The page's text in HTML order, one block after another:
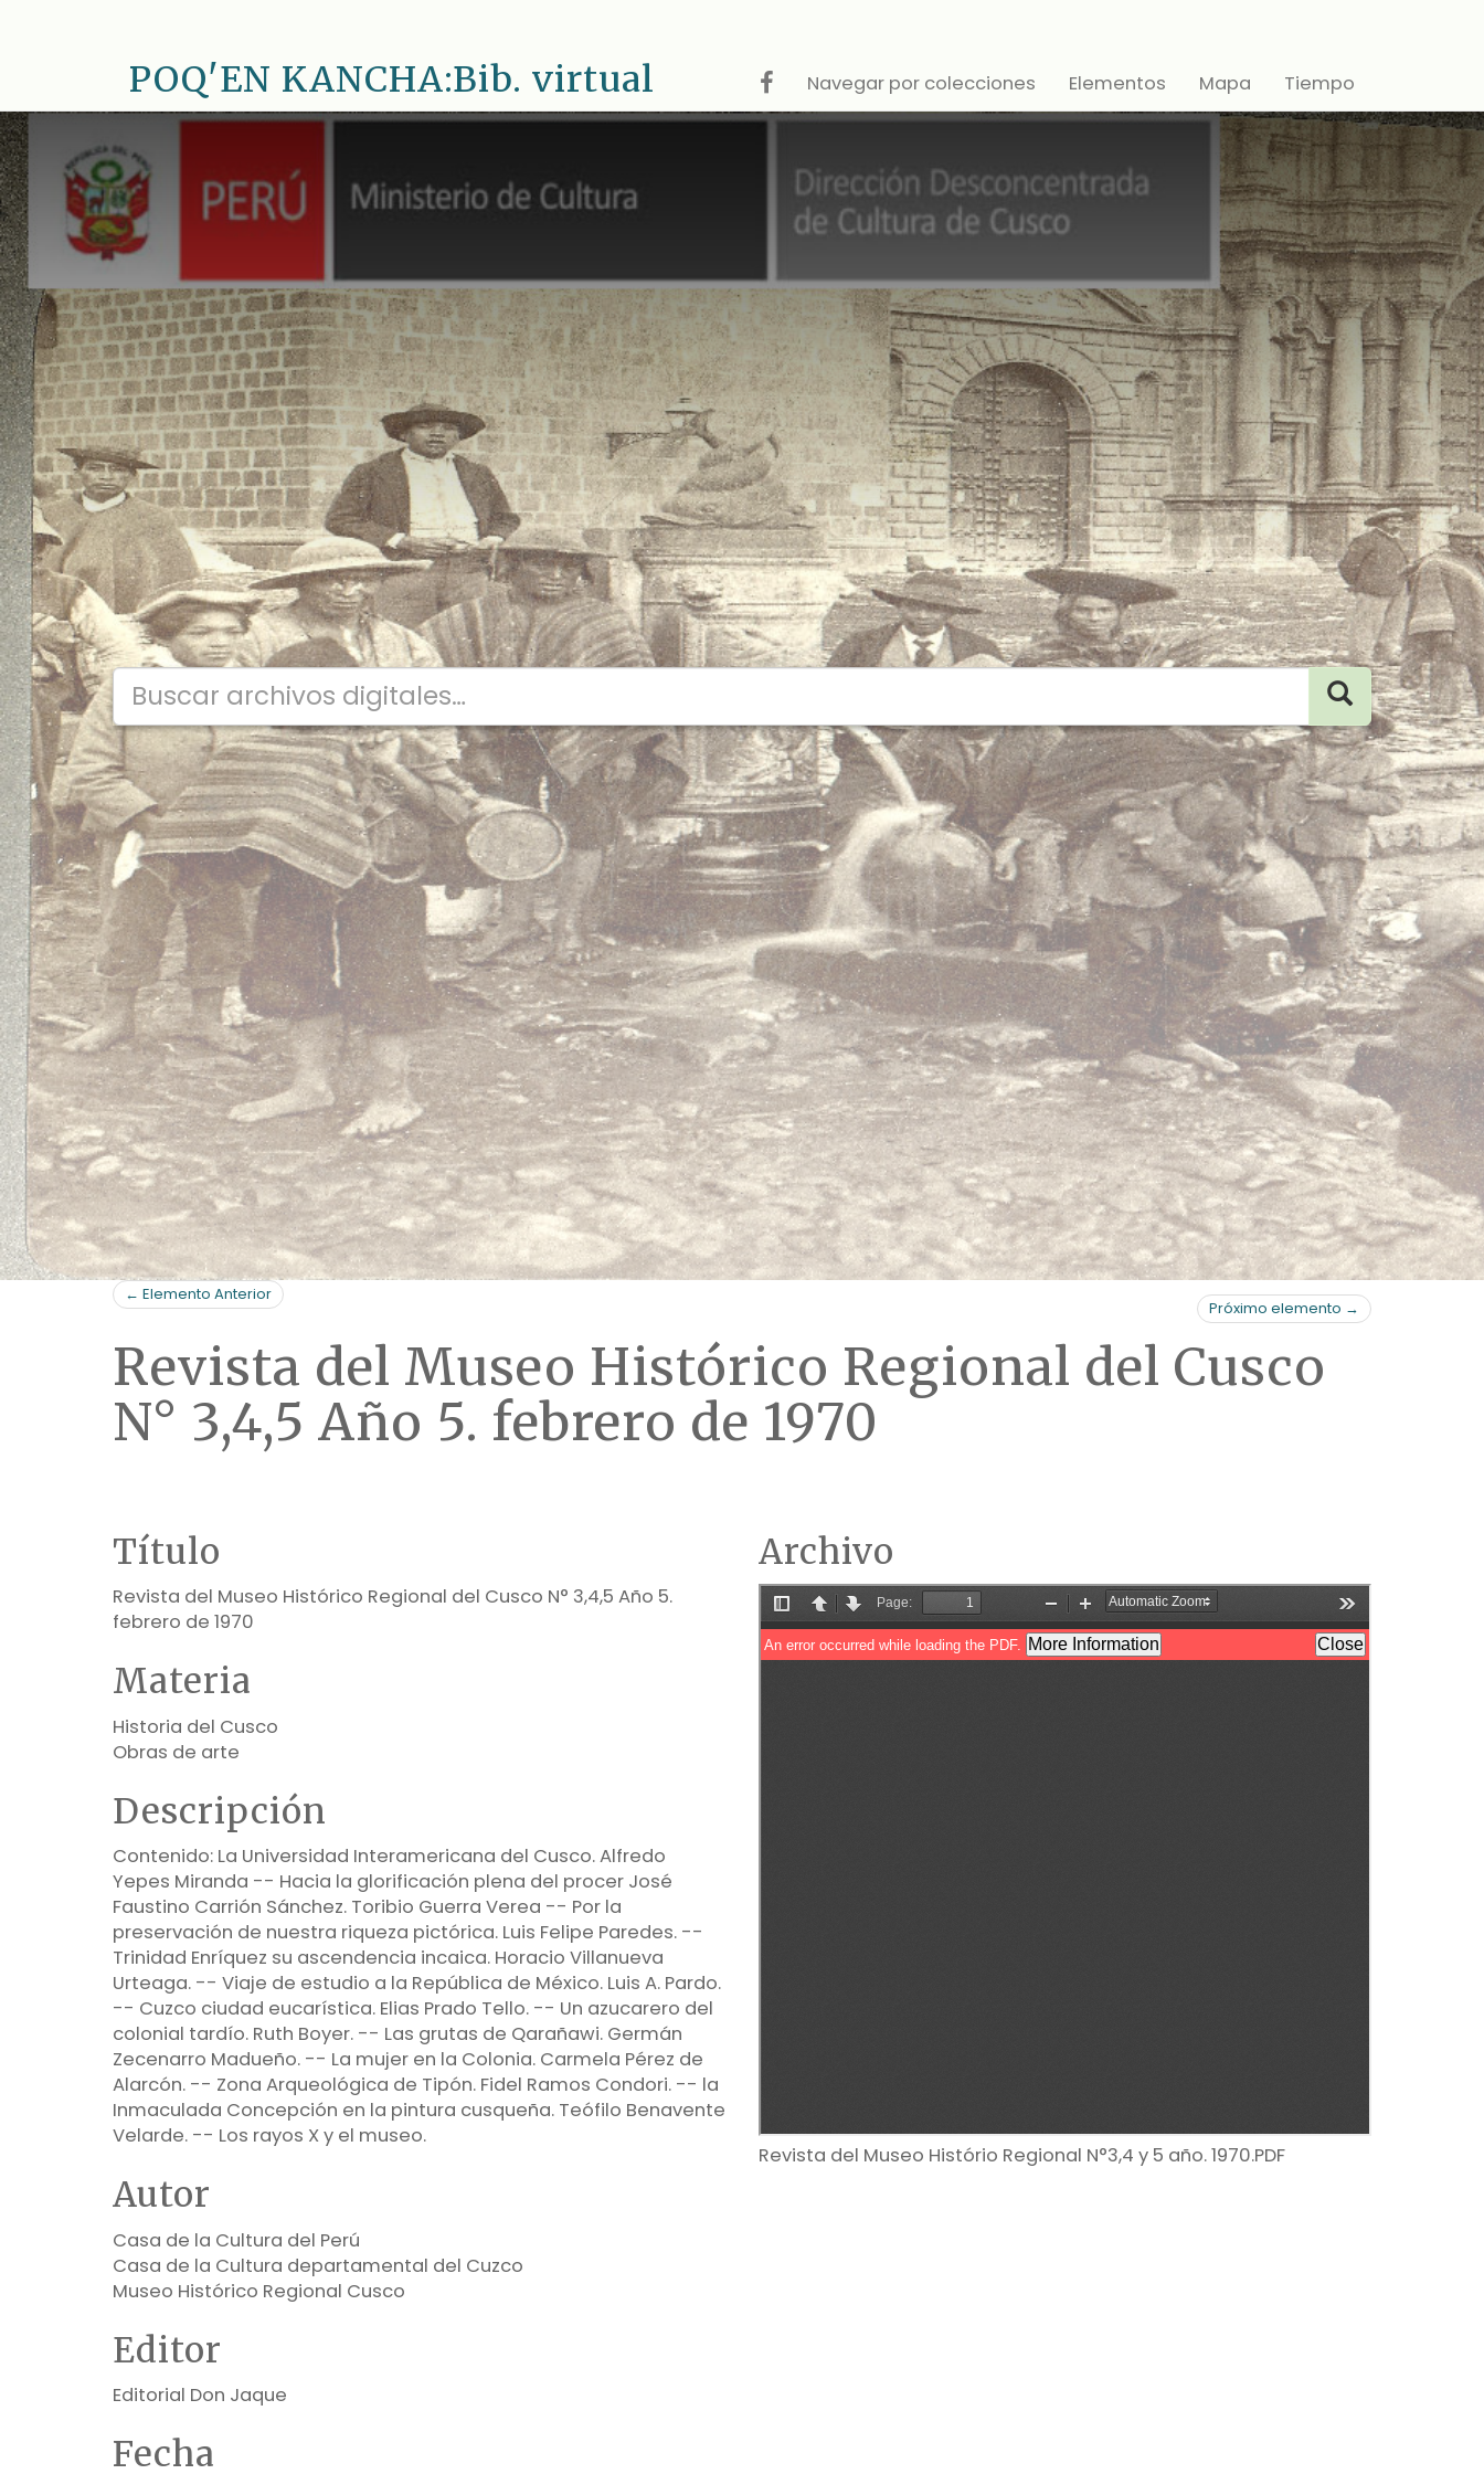
POQ'EN KANCHA:Bib. virtual Navegar por colecciones Elementos Mapa Tiempo
← Elemento Anterior
Próximo elemento →
Revista del Museo Histórico Regional del Cusco
N° 3,4,5 Año 5. febrero de 1970
Título
Revista del Museo Histórico Regional del Cusco N° 3,4,5 Año 5.
febrero de 1970
Materia
Historia del Cusco
Obras de arte
Descripción
Contenido: La Universidad Interamericana del Cusco. Alfredo
Yepes Miranda -- Hacia la glorificación plena del procer José
Faustino Carrión Sánchez. Toribio Guerra Verea -- Por la
preservación de nuestra riqueza pictórica. Luis Felipe Paredes. --
Trinidad Enríquez su ascendencia incaica. Horacio Villanueva
Urteaga. -- Viaje de estudio a la República de México. Luis A. Pardo.
-- Cuzco ciudad eucarística. Elias Prado Tello. -- Un azucarero del
colonial tardío. Ruth Boyer. -- Las grutas de Qarañawi. Germán
Zecenarro Madueño. -- La mujer en la Colonia. Carmela Pérez de
Alarcón. -- Zona Arqueológica de Tipón. Fidel Ramos Condori. -- la
Inmaculada Concepción en la pintura cusqueña. Teófilo Benavente
Velarde. -- Los rayos X y el museo.
Autor
Casa de la Cultura del Perú
Casa de la Cultura departamental del Cuzco
Museo Histórico Regional Cusco
Editor
Editorial Don Jaque
Fecha
Archivo
Revista del Museo Histório Regional N°3,4 y 5 año. 1970.PDF